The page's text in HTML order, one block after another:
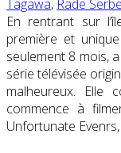
Tagawa, Rade
En rentrant sur
première et
seulement 8 mois,
série télévisée
malheureux. Elle
commence à
Unfortunate